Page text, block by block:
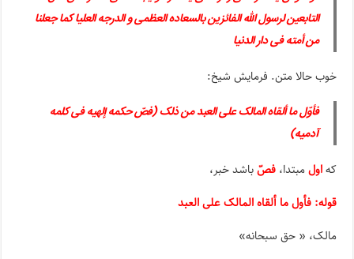
التابعین لرسول الله الفائزین بالسعاده العظمی و الدرجه العلیا کما جعلنا
من أمته فی دار الدنیا
خوب حالا متن. فرمایش شیخ:
فأوّل ما ألقاه المالک علی العبد من ذلک (فصّ حکمه إلهیه فی کلمه
آدمیه)
کهاولمبتدا،فصّباشد خبر،
قوله: فأول ما ألقاه المالک على العبد
مالک، « حق سبحانه»